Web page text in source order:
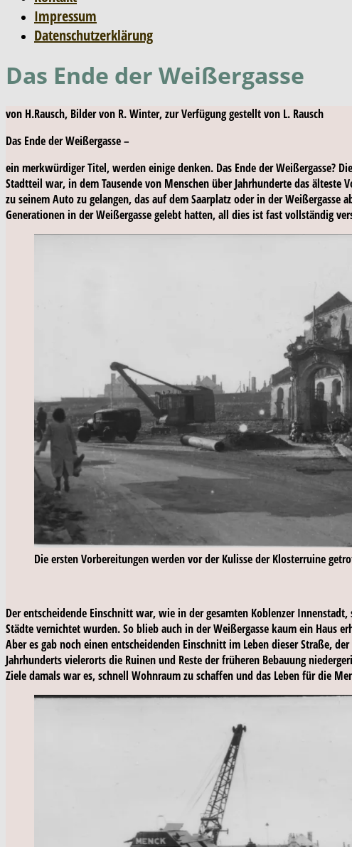
Impressum
Datenschutzerklärung
Das Ende der Weißergasse
von H.Rausch, Bilder von R. Winter, zur Verfügung gestellt von L. Rausch
Das Ende der Weißergasse –
ein merkwürdiger Titel, werden einige denken. Das Ende der Weißergasse?
Stadtteil war, in dem Tausende von Menschen über Jahrhunderte das
zu seinem Auto zu gelangen, das auf dem Saarplatz oder in der
Generationen in der Weißergasse gelebt hatten,all dies ist fast vollständig
Die ersten Vorbereitungen werden vor der Kulisse der Klosterruine
Der entscheidende Einschnitt war, wie in der gesamten Koblenzer
Städte vernichtet wurden. So blieb auch in der Weißergasse kaum ein Haus
Aber es gab noch einen entscheidenden Einschnitt im Leben dieser Straße,
Jahrhunderts vielerorts die Ruinen und Reste der früheren Bebauung
Ziele damals war es, schnell Wohnraum zu schaffen und das Leben für die